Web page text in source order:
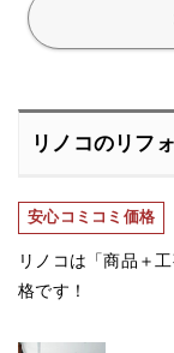
リノコのリフ
安心コミコミ価格
リノコは「商品＋
格です！